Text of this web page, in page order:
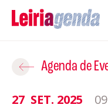
Agenda
Sobre a
Agenda de
27 SET. 2025
Adicionar ao
ROTEIROS EXISTENTES